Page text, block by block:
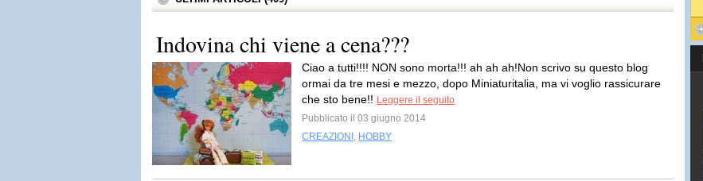
Indovina chi viene a cena???
Ciao a tutti!!!! NON sono morta!!! ah ah ah!Non scrivo su questo blog
ormai da tre mesi e mezzo, dopo Miniaturitalia, ma vi voglio rassicurare
che sto bene!! Leggere il seguito
Pubblicato il 03 giugno 2014
CREAZIONI , HOBBY